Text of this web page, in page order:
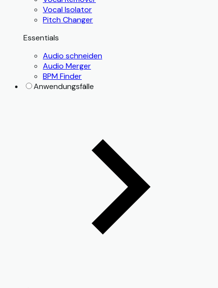
Vocal Isolator
Pitch Changer
Essentials
Audio schneiden
Audio Merger
BPM Finder
Anwendungsfälle